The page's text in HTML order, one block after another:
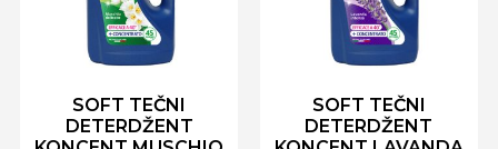
SOFT TEČNI
DETERDŽENT
SOFT TEČNI
DETERDŽENT